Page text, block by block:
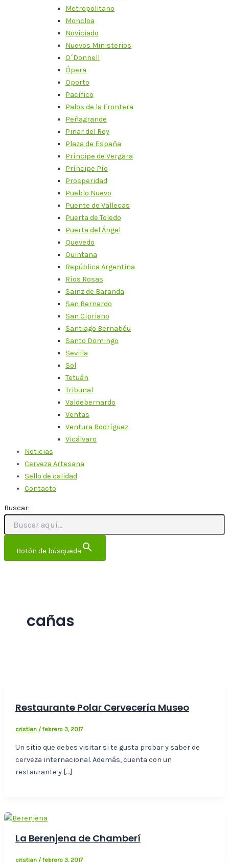
Metropolitano
Moncloa
Noviciado
Nuevos Ministerios
O´Donnell
Ópera
Oporto
Pacífico
Palos de la Frontera
Peñagrande
Pinar del Rey
Plaza de España
Príncipe de Vergara
Príncipe Pío
Prosperidad
Pueblo Nuevo
Puente de Vallecas
Puerta de Toledo
Puerta del Ángel
Quevedo
Quintana
República Argentina
Ríos Rosas
Sainz de Baranda
San Bernardo
San Cipriano
Santiago Bernabéu
Santo Domingo
Sevilla
Sol
Tetuán
Tribunal
Valdebernardo
Ventas
Ventura Rodríguez
Vicálvaro
Noticias
Cerveza Artesana
Sello de calidad
Contacto
Buscar:
Botón de búsqueda
cañas
Restaurante Polar Cervecería Museo
cristian / febrero 3, 2017
Un sitio que debes visitar si te gusta probar y saber de
cerveza internacional. Además, cuenta con un
restaurante y […]
La Berenjena de Chamberí
cristian / febrero 3, 2017